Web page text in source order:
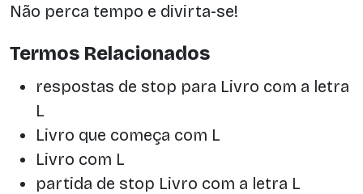
Não perca tempo e divirta-se!
Termos Relacionados
respostas de stop para Livro com a letra
L
Livro que começa com L
Livro com L
partida de stop Livro com a letra L